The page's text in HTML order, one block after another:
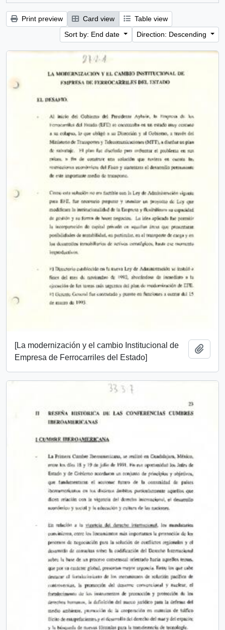
Print preview Card view
Table view
Sort by: End date
Direction: Descending
[La modernización y el cambio Institucional de
Empresa de Ferrocarriles del Estado]